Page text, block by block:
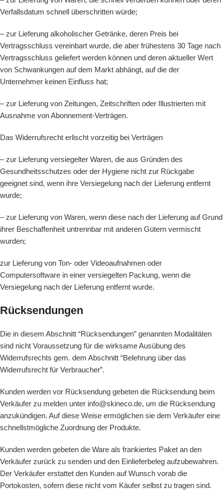
Verfallsdatum schnell überschritten würde;
– zur Lieferung alkoholischer Getränke, deren Preis bei
Vertragsschluss vereinbart wurde, die aber frühestens 30 Tage nach
Vertragsschluss geliefert werden können und deren aktueller Wert
von Schwankungen auf dem Markt abhängt, auf die der
Unternehmer keinen Einfluss hat;
– zur Lieferung von Zeitungen, Zeitschriften oder Illustrierten mit
Ausnahme von Abonnement-Verträgen.
Das Widerrufsrecht erlischt vorzeitig bei Verträgen
– zur Lieferung versiegelter Waren, die aus Gründen des
Gesundheitsschutzes oder der Hygiene nicht zur Rückgabe
geeignet sind, wenn ihre Versiegelung nach der Lieferung entfernt
wurde;
– zur Lieferung von Waren, wenn diese nach der Lieferung auf Grund
ihrer Beschaffenheit untrennbar mit anderen Gütern vermischt
wurden;
zur Lieferung von Ton- oder Videoaufnahmen oder
Computersoftware in einer versiegelten Packung, wenn die
Versiegelung nach der Lieferung entfernt wurde.
Rücksendungen
Die in diesem Abschnitt “Rücksendungen” genannten Modalitäten
sind nicht Voraussetzung für die wirksame Ausübung des
Widerrufsrechts gem. dem Abschnitt “Belehrung über das
Widerrufsrecht für Verbraucher”.
Kunden werden vor Rücksendung gebeten die Rücksendung beim
Verkäufer zu melden unter info@skineco.de, um die Rücksendung
anzukündigen. Auf diese Weise ermöglichen sie dem Verkäufer eine
schnellstmögliche Zuordnung der Produkte.
Kunden werden gebeten die Ware als frankiertes Paket an den
Verkäufer zurück zu senden und den Einlieferbeleg aufzubewahren.
Der Verkäufer erstattet den Kunden auf Wunsch vorab die
Portokosten, sofern diese nicht vom Käufer selbst zu tragen sind.